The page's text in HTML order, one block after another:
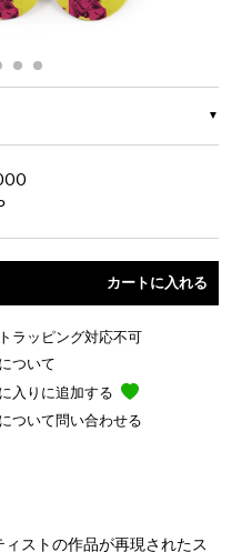
ラッピング対応不可
ついて
入りに追加する
ついて問い合わせる
ストの作品が再現されたス